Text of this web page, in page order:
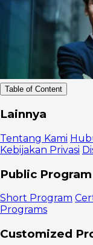
Table of Content
Mengapa
Prioritas itu
Penting?
Cara
Mengubah
Skala Prioritas
yang Efektif
1. Tidak
menganggap
perubahan
prioritas
secara
Lainnya
Tentang Kami
Kebijakan Privasi
Public Program
Short Program
Programs
Customized